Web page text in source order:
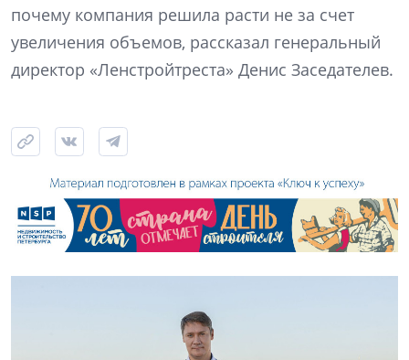
почему компания решила расти не за счет
увеличения объемов, рассказал генеральный
директор «Ленстройтреста» Денис Заседателев.